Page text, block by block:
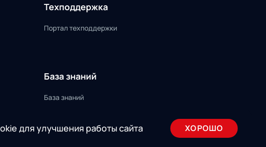
Техподдержка
Портал техподдержки
База знаний
База знаний
для улучшения работы сайта ХОРОШО